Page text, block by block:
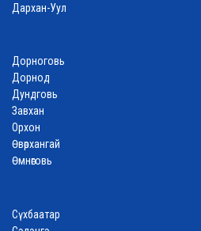
Дархан-Уул
Дорноговь
Дорнод
Дундговь
Завхан
Орхон
Өвөрхангай
Өмнөговь
Сүхбаатар